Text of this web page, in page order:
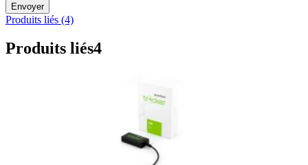
Envoyer
Produits liés (4)
Produits liés4